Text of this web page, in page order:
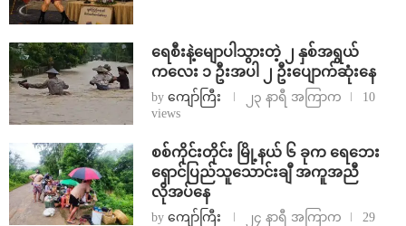
ရေစီးနဲ့မျောပါသွားတဲ့ ၂ နှစ်အရွယ်
ကလေး ၁ ဦးအပါ ၂ ဦးပျောက်ဆုံးနေ
by ကျော်ကြီး ၂၃ နာရီ အကြာက
10
views
စစ်ကိုင်းတိုင်း မြို့နယ် ၆ ခုက ရေဘေး
ရှောင်ပြည်သူသောင်းချီ အကူအညီ
လိုအပ်နေ
by ကျော်ကြီး ၂၄ နာရီ အကြာက
29